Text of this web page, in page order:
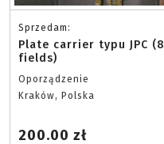
Sprzedam:
Plate carrier typu JPC (8
fields)
Oporządzenie
Kraków, Polska
200.00 zł